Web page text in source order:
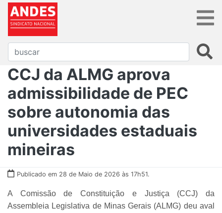
CCJ da ALMG aprova
admissibilidade de PEC
sobre autonomia das
universidades estaduais
mineiras
Publicado em 28 de Maio de 2026 às 17h51.
A Comissão de Constituição e Justiça (CCJ) da
Assembleia Legislativa de Minas Gerais (ALMG) deu aval